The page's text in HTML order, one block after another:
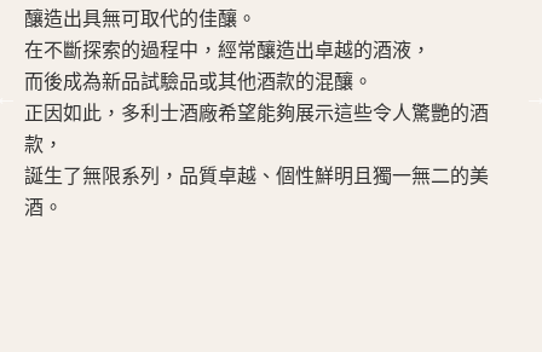
釀造出具無可取代的佳釀。
在不斷探索的過程中，經常釀造出卓越的酒液，
而後成為新品試驗品或其他酒款的混釀。
正因如此，多利士酒廠希望能夠展示這些令人驚艷的酒
款，
誕生了無限系列，品質卓越、個性鮮明且獨一無二的美
酒。